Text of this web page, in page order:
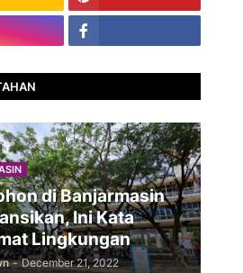
di Banjarmasin
Ini Kata
Lingkungan
- December 21, 2022